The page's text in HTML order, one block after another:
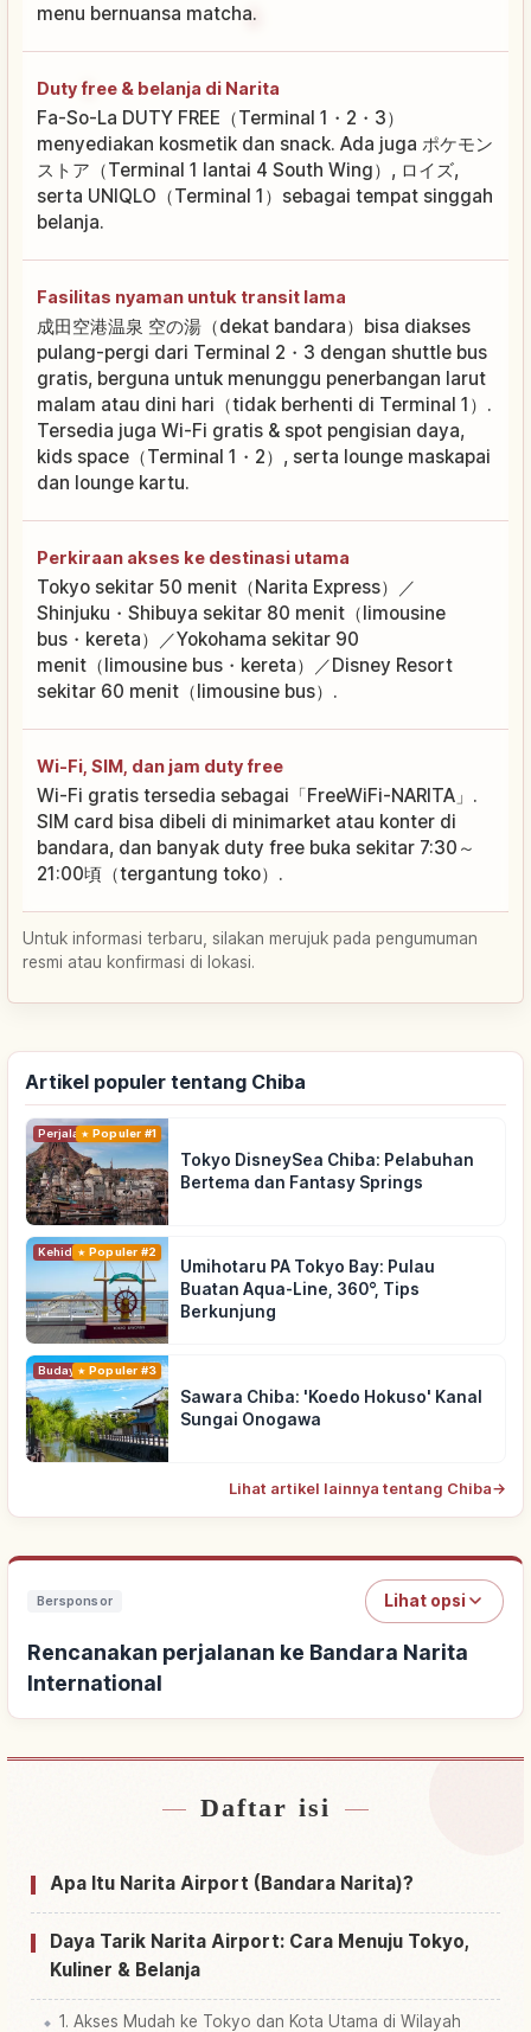
menu bernuansa matcha.
Duty free & belanja di Narita
Fa-So-La DUTY FREE（Terminal 1・2・3）
menyediakan kosmetik dan snack. Ada juga ポケモン
ストア（Terminal 1 lantai 4 South Wing）, ロイズ,
serta UNIQLO（Terminal 1）sebagai tempat singgah
belanja.
Fasilitas nyaman untuk transit lama
成田空港温泉 空の湯（dekat bandara）bisa diakses
pulang-pergi dari Terminal 2・3 dengan shuttle bus
gratis, berguna untuk menunggu penerbangan larut
malam atau dini hari（tidak berhenti di Terminal 1）.
Tersedia juga Wi-Fi gratis & spot pengisian daya,
kids space（Terminal 1・2）, serta lounge maskapai
dan lounge kartu.
Perkiraan akses ke destinasi utama
Tokyo sekitar 50 menit（Narita Express）／
Shinjuku・Shibuya sekitar 80 menit（limousine
bus・kereta）／Yokohama sekitar 90
menit（limousine bus・kereta）／Disney Resort
sekitar 60 menit（limousine bus）.
Wi-Fi, SIM, dan jam duty free
Wi-Fi gratis tersedia sebagai「FreeWiFi-NARITA」.
SIM card bisa dibeli di minimarket atau konter di
bandara, dan banyak duty free buka sekitar 7:30～
21:00頃（tergantung toko）.
Untuk informasi terbaru, silakan merujuk pada pengumuman
resmi atau konfirmasi di lokasi.
Artikel populer tentang Chiba
PerjalananPopuler #1
Tokyo DisneySea Chiba: Pelabuhan
Bertema dan Fantasy Springs
KehidupanPopuler #2
Umihotaru PA Tokyo Bay: Pulau
Buatan Aqua-Line, 360°, Tips
Berkunjung
Budaya Tradisional
Populer #3
Sawara Chiba: 'Koedo Hokuso' Kanal
Sungai Onogawa
Lihat artikel lainnya tentang Chiba→
Bersponsor Lihat opsi
Rencanakan perjalanan ke Bandara Narita
International
Cari penginapan dekat Bandara Narita
Daftar isi
Apa Itu Narita Airport (Bandara Narita)?
Daya Tarik Narita Airport: Cara Menuju Tokyo,
Kuliner & Belanja
1. Akses Mudah ke Tokyo dan Kota Utama di Wilayah